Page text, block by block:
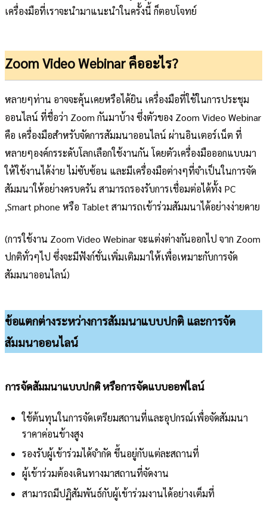
เครื่องมือที่เราจะนำมาแนะนำในครั้งนี้ ก็ตอบโจทย์
Zoom Video Webinar คืออะไร?
หลายๆท่าน อาจจะคุ้นเคยหรือได้ยิน เครื่องมือที่ใช้ในการประชุม
ออนไลน์ ที่ชื่อว่า Zoom กันมาบ้าง ซึ่งตัวของ Zoom Video Webinar
คือ เครื่องมือสำหรับจัดการสัมมนาออนไลน์ ผ่านอินเตอร์เน็ต ที่
หลายๆองค์กรระดับโลกเลือกใช้งานกัน โดยตัวเครื่องมือออกแบบมา
ให้ใช้งานได้ง่าย ไม่ซับซ้อน และมีเครื่องมือต่างๆที่จำเป็นในการจัด
สัมมนาให้อย่างครบครัน สามารถรองรับการเชื่อมต่อได้ทั้ง PC
,Smart phone หรือ Tablet สามารถเข้าร่วมสัมมนาได้อย่างง่ายดาย
(การใช้งาน Zoom Video Webinar จะแต่งต่างกันออกไป จาก Zoom
ปกติทั่วๆไป ซึ่งจะมีฟังก์ชั่นเพิ่มเติมมาให้เพื่อเหมาะกับการจัด
สัมมนาออนไลน์)
ข้อแตกต่างระหว่างการสัมมนาแบบปกติ และการจัด
สัมมนาออนไลน์
การจัดสัมมนาแบบปกติ หรือการจัดแบบออฟไลน์
ใช้ต้นทุนในการจัดเตรียมสถานที่และอุปกรณ์เพื่อจัดสัมมนา
ราคาค่อนข้างสูง
รองรับผู้เข้าร่วมได้จำกัด ขึ้นอยู่กับแต่ละสถานที่
ผู้เข้าร่วมต้องเดินทางมาสถานที่จัดงาน
สามารถมีปฏิสัมพันธ์กับผู้เข้าร่วมงานได้อย่างเต็มที่